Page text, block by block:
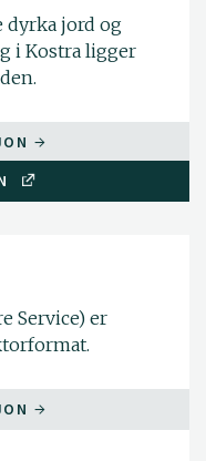
dyrka jord og
i Kostra ligger
Service) er